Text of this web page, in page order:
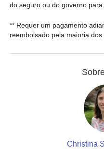
do seguro ou do governo para
** Requer um pagamento
reembolsado pela maioria dos
Christina